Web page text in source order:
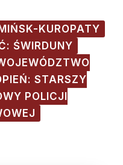
KUROPATY
ŚWIRDUNY
STARSZY
POLICJI